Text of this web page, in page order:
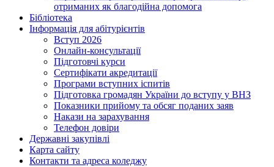
отриманих як благодійна допомога
Бібліотека
Інформація для абітурієнтів
Вступ 2026
Онлайн-консультації
Підготовчі курси
Сертифікати акредитації
Програми вступних іспитів
Підготовка громадян України до вступу у ВНЗ
Показники прийому та обсяг поданих заяв
Накази на зарахування
Телефон довіри
Державні закупівлі
Карта сайту
Контакти та адреса коледжу